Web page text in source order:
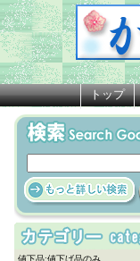
トップ
値下品:値下げ品のみ